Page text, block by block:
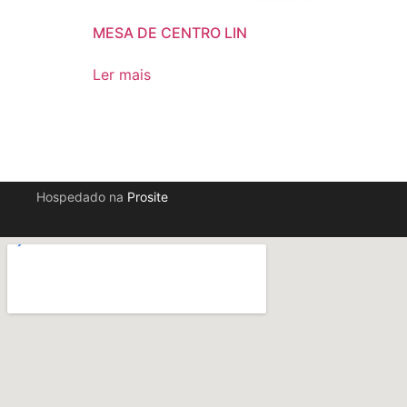
MESA DE CENTRO LIN
Ler mais
Hospedado na Prosite